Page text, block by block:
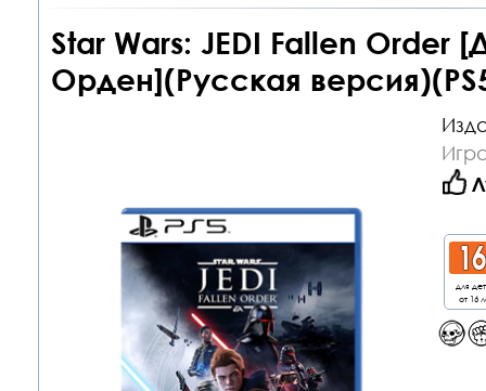
Star Wars: JEDI Fallen
Орден](Русская
для
от 16